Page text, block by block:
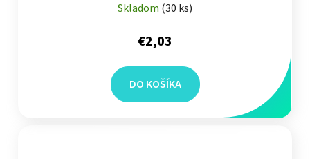
Skladom (30 ks)
€2,03
DO KOŠÍKA